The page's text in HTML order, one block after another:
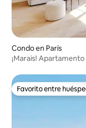
Condo en París
¡Marais!
Favorito entre
Favorito entre